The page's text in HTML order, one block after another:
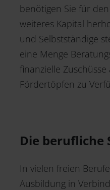
benötigen Sie für
weiteres Kapital
und Selbstständige
eine Menge
finanzielle
Fördertöpfen zu
Die berufliche
In vielen freien
Ausbildung in